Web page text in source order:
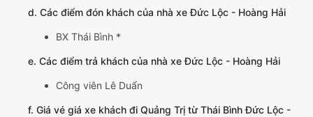
d. Các điểm đón khách của nhà xe Đức Lộc - Hoàng Hải
BX Thái Bình *
e. Các điểm trả khách của nhà xe Đức Lộc - Hoàng Hải
Công viên Lê Duẩn
f. Giá vé giá xe khách đi Quảng Trị từ Thái Bình Đức Lộc -